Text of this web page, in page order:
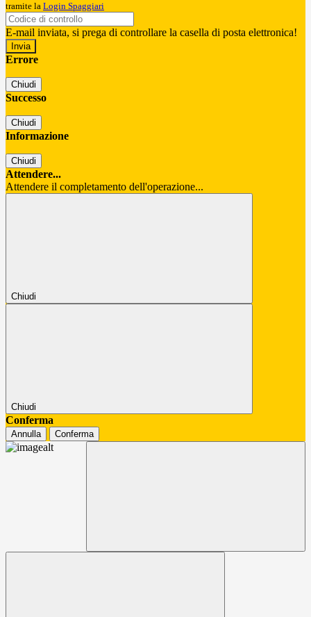
tramite la Login Spaggiari
E-mail inviata, si prega di controllare la casella di posta elettronica!
Errore
Chiudi
Successo
Chiudi
Informazione
Chiudi
Attendere...
Attendere il completamento dell'operazione...
Chiudi
Chiudi
Conferma
Annulla Conferma